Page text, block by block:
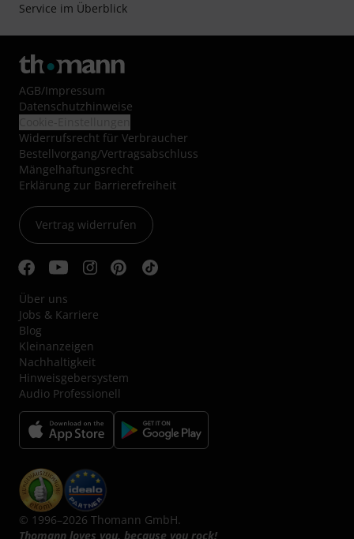
Service im Überblick
AGB/Impressum
Datenschutzhinweise
Widerrufsrecht für Verbraucher
Bestellvorgang/Vertragsabschluss
Mängelhaftungsrecht
Erklärung zur Barrierefreiheit
Vertrag widerrufen
Über uns
Jobs & Karriere
Blog
Kleinanzeigen
Nachhaltigkeit
Hinweisgebersystem
Audio Professionell
© 1996–2026 Thomann GmbH.
Thomann loves you, because you rock!